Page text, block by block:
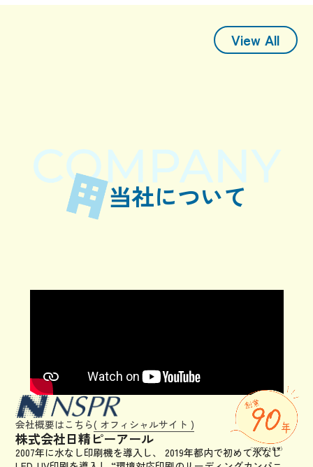
View All
当社について
会社概要はこちら( オフィシャルサイト )
株式会社日精ピーアール
2007年に水なし印刷機を導入し、
2019年都内で初めて水なし